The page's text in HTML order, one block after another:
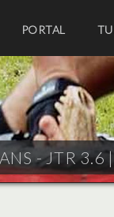
PORTAL
- JTR 3.6